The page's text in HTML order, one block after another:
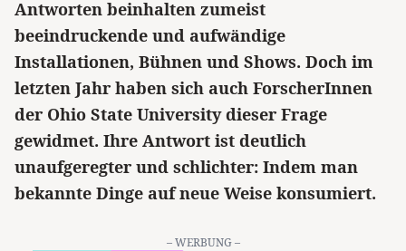
Antworten beinhalten zumeist
beeindruckende und aufwändige
Installationen, Bühnen und Shows. Doch im
letzten Jahr haben sich auch ForscherInnen
der Ohio State University dieser Frage
gewidmet. Ihre Antwort ist deutlich
unaufgeregter und schlichter: Indem man
bekannte Dinge auf neue Weise konsumiert.
– WERBUNG –